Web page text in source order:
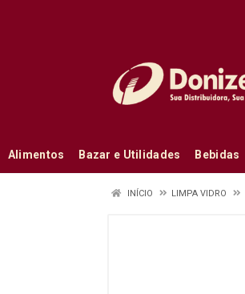
Alimentos Bazar e Utilidades Bebidas
INÍCIO LIMPA VIDRO